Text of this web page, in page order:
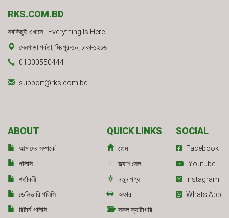
RKS.COM.BD
সবকিছুই এখানে - Everything Is Here
সেনপাড়া পর্বতা, মিরপুর-১০, ঢাকা-১২১৬
01300550444
support@rks.com.bd
ABOUT
আমাদের সম্পর্কে
পলিসি
শর্তাবলী
ডেলিভারি পলিসি
রিটার্ন-পলিসি
QUICK LINKS
হোম
ফ্ল্যাশ সেল
নতুন পণ্য
অফার
সকল ক্যাটাগরি
SOCIAL
Facebook
Youtube
Instagram
Whats App